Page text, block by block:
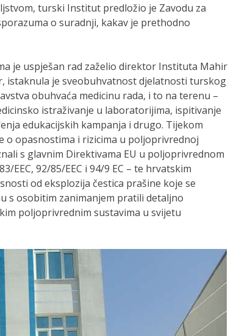
turski Institut predložio je Zavodu za
o suradnji, kakav je prethodno
je uspješan rad zaželio direktor Instituta Mahir
istaknula je sveobuhvatnost djelatnosti turskog
obuhvaća medicinu rada, i to na terenu –
istraživanje u laboratorijima, ispitivanje
edukacijskih kampanja i drugo. Tijekom
o opasnostima i rizicima u poljoprivrednoj
s glavnim Direktivama EU u poljoprivrednom
EEC, 92/85/EEC i 94/9 EC – te hrvatskim
od eksplozija čestica prašine koje se
s osobitim zanimanjem pratili detaljno
poljoprivrednim sustavima u svijetu